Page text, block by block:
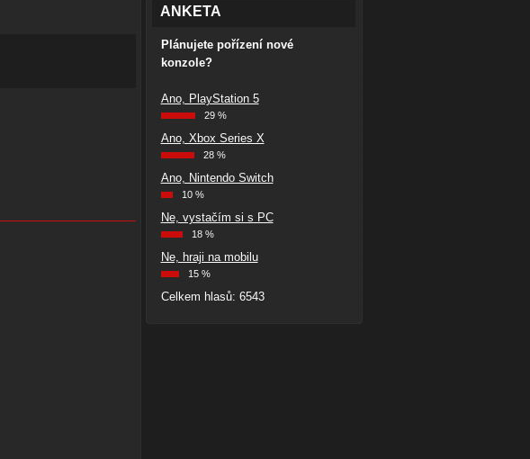
ANKETA
Plánujete pořízení nové
konzole?
Ano, PlayStation 5
29 %
Ano, Xbox Series X
28 %
Ano, Nintendo Switch
10 %
Ne, vystačím si s PC
18 %
Ne, hraji na mobilu
15 %
Celkem hlasů: 6543